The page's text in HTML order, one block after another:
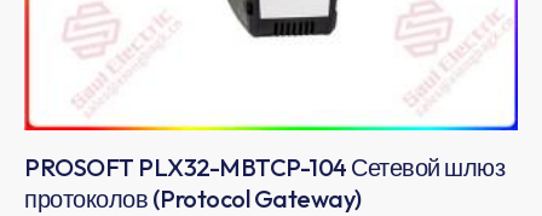
PROSOFT PLX32-MBTCP-104 Сетевой шлюз
протоколов (Protocol Gateway)